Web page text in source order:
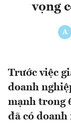
vọng
A
Trước việc
doanh
mạnh trong
đã có doanh